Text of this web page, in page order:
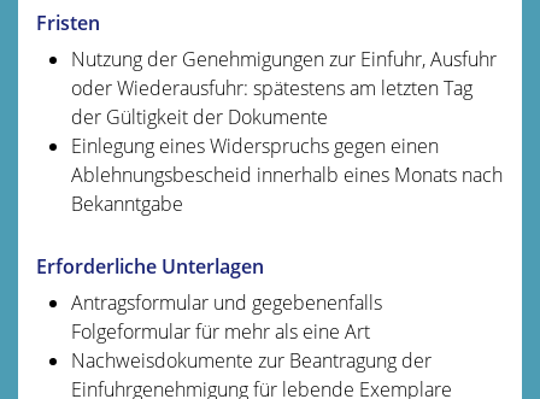
Fristen
Nutzung der Genehmigungen zur Einfuhr, Ausfuhr
oder Wiederausfuhr: spätestens am letzten Tag
der Gültigkeit der Dokumente
Einlegung eines Widerspruchs gegen einen
Ablehnungsbescheid innerhalb eines Monats nach
Bekanntgabe
Erforderliche Unterlagen
Antragsformular und gegebenenfalls
Folgeformular für mehr als eine Art
Nachweisdokumente zur Beantragung der
Einfuhrgenehmigung für lebende Exemplare